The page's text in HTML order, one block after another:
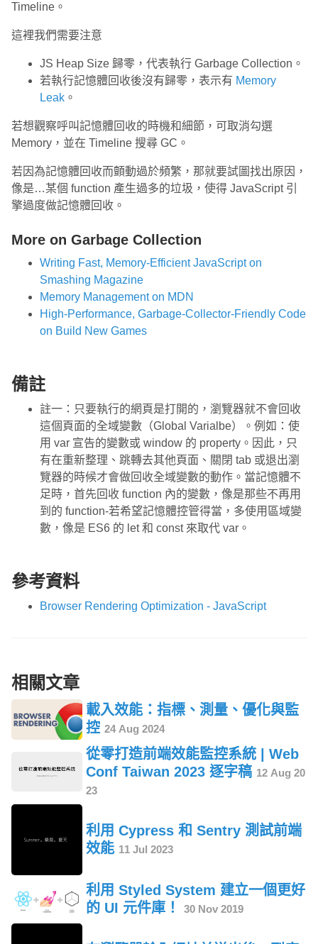
Timeline。
這裡我們需要注意
JS Heap Size 歸零，代表執行 Garbage Collection。
若執行記憶體回收後沒有歸零，表示有 Memory
Leak 。
若想觀察呼叫記憶體回收的時機和細節，可取消勾選
Memory，並在 Timeline 搜尋 GC。
若因為記憶體回收而顫動過於頻繁，那就要試圖找出原因，
像是…某個 function 產生過多的垃圾，使得 JavaScript 引
擎過度做記憶體回收。
More on Garbage Collection
Writing Fast, Memory-Efficient JavaScript on
Smashing Magazine
Memory Management on MDN
High-Performance, Garbage-Collector-Friendly Code
on Build New Games
備註
註一：只要執行的網頁是打開的，瀏覽器就不會回收
這個頁面的全域變數（Global Varialbe）。例如：使
用 var 宣告的變數或 window 的 property。因此，只
有在重新整理、跳轉去其他頁面、關閉 tab 或退出瀏
覽器的時候才會做回收全域變數的動作。當記憶體不
足時，首先回收 function 內的變數，像是那些不再用
到的 function-若希望記憶體控管得當，多使用區域變
數，像是 ES6 的 let 和 const 來取代 var。
參考資料
Browser Rendering Optimization - JavaScript
相關文章
載入效能：指標、測量、優化與監
控 24 Aug 2024
從零打造前端效能監控系統 | Web
Conf Taiwan 2023 逐字稿 12 Aug 20
23
利用 Cypress 和 Sentry 測試前端
效能 11 Jul 2023
利用 Styled System 建立一個更好
的 UI 元件庫！
30 Nov 2019